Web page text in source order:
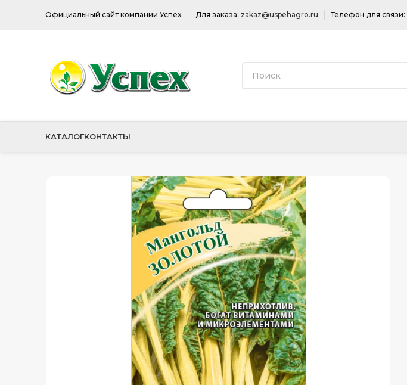
Официальный сайт компании Успех. Для заказа: zakaz@uspehagro.ru Телефон для связи:
КАТАЛОГКОНТАКТЫ